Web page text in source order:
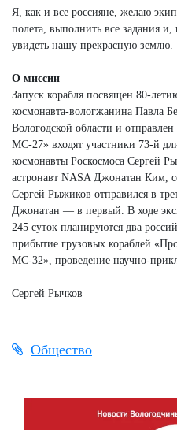
Я, как и все россияне, желаю
полета, выполнить все задания
увидеть нашу прекрасную землю.
О миссии
Запуск корабля посвящен 80-
космонавта-вологжанина Павла
Вологодской области и
МС-27» входят участники 73-й
космонавты Роскосмоса Сергей
астронавт NASA Джонатан Ким,
Сергей Рыжиков отправился в
Джонатан — в первый. В ходе
245 суток планируются два
прибытие грузовых кораблей
МС-32», проведение научно-
Сергей Рычков
Общество